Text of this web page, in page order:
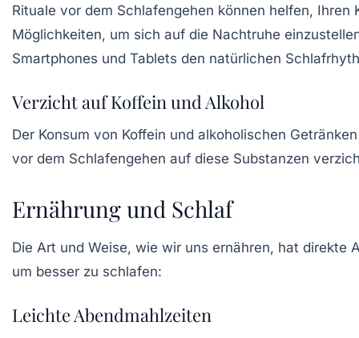
Rituale vor dem Schlafengehen können helfen,
Möglichkeiten, um sich auf die Nachtruhe
Smartphones und Tablets den natürlichen
Verzicht auf Koffein und Alkohol
Der Konsum von Koffein und alkoholischen
vor dem Schlafengehen auf diese Substanzen
Ernährung und Schlaf
Die Art und Weise, wie wir uns ernähren, hat
um besser zu schlafen:
Leichte Abendmahlzeiten